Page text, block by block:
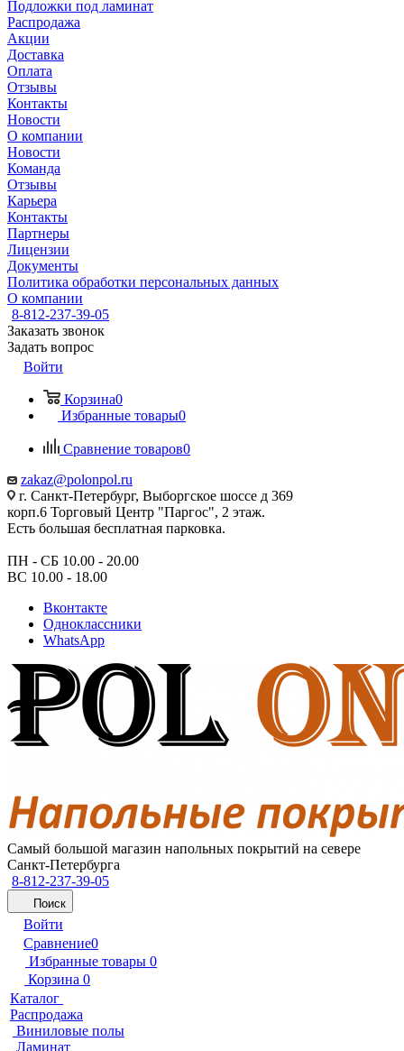
Подложки под ламинат
Распродажа
Акции
Доставка
Оплата
Отзывы
Контакты
Новости
О компании
Новости
Команда
Отзывы
Карьера
Контакты
Партнеры
Лицензии
Документы
Политика обработки персональных данных
О компании
8-812-237-39-05
Заказать звонок
Задать вопрос
Войти
Корзина0
Избранные товары0
Сравнение товаров0
zakaz@polonpol.ru
г. Санкт-Петербург, Выборгское шоссе д 369
корп.6 Торговый Центр "Паргос", 2 этаж.
Есть большая бесплатная парковка.
ПН - СБ 10.00 - 20.00
ВС 10.00 - 18.00
Вконтакте
Одноклассники
WhatsApp
Самый большой магазин напольных покрытий на севере
Санкт-Петербурга
8-812-237-39-05
Поиск
Войти
Сравнение0
Избранные товары 0
Корзина 0
Каталог
Распродажа
Виниловые полы
Ламинат